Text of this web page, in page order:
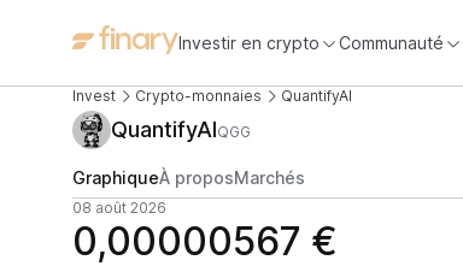
Investir en crypto Communauté
Invest Crypto-monnaies QuantifyAI
QuantifyAIQGG
GraphiqueÀ proposMarchés
08 août 2026
0,00000567 €